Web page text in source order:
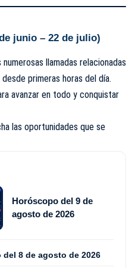
junio – 22 de julio)
numerosas llamadas relacionadas
primeras horas del día.
avanzar en todo y conquistar
las oportunidades que se
Horóscopo del 9 de
agosto de 2026
del 8 de agosto de 2026